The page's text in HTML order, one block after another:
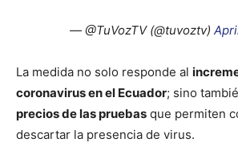
— @TuVozTV (@tuvoztv)
La medida no solo responde al
coronavirus en el Ecuador; sino
precios de las pruebas que permiten
descartar la presencia de virus.